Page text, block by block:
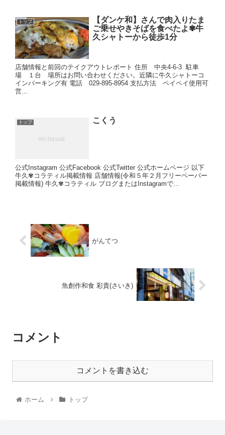
トップ
【ダンケ和】さんで肉入りたま
ご乗せやきそばを食べたよ✾牛
久シャトーから徒歩1分
店舗情報と前回のテイクアウトレポート 住所 中央4-6-3 駐車
場 １台 場所はお問い合わせください。近隣に牛久シャトーコ
インパーキング有 電話 029-895-8954 支払方法 ペイペイ使用可
営...
トップ こくう
公式Instagram 公式Facebook 公式Twitter 公式ホームページ 以下
牛久✾コラティル掲載情報 店舗情報(令和５年２月フリーペーパー
掲載情報) 牛久✾コラティル ブログまたはInstagramで...
がんてつ
魚創作和食 彩貴(さいき)
コメント
コメントを書き込む
ホーム トップ